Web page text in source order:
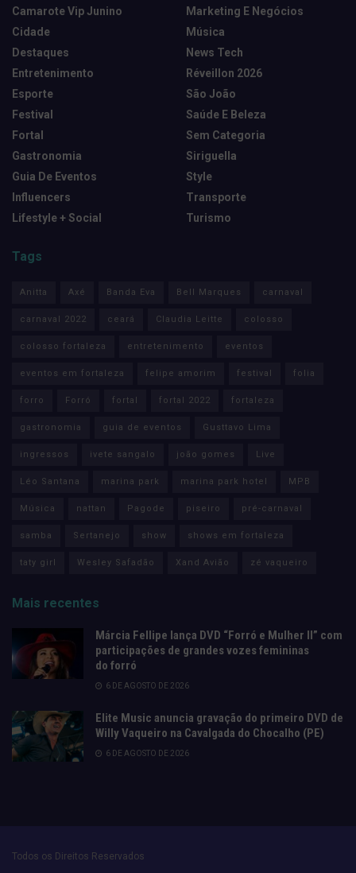
Camarote Vip Junino
Cidade
Destaques
Entretenimento
Esporte
Festival
Fortal
Gastronomia
Guia De Eventos
Influencers
Lifestyle + Social
Marketing E Negócios
Música
News Tech
Réveillon 2026
São João
Saúde E Beleza
Sem Categoria
Siriguella
Style
Transporte
Turismo
Tags
Anitta Axé Banda Eva Bell Marques carnaval
carnaval 2022 ceará Claudia Leitte colosso
colosso fortaleza entretenimento eventos
eventos em fortaleza felipe amorim festival folia
forro Forró fortal fortal 2022 fortaleza
gastronomia guia de eventos Gusttavo Lima
ingressos ivete sangalo joão gomes Live
Léo Santana marina park marina park hotel MPB
Música nattan Pagode piseiro pré-carnaval
samba Sertanejo show shows em fortaleza
taty girl Wesley Safadão Xand Avião zé vaqueiro
Mais recentes
Márcia Fellipe lança DVD “Forró e Mulher II” com
participações de grandes vozes femininas
do forró
6 DE AGOSTO DE 2026
Elite Music anuncia gravação do primeiro DVD de
Willy Vaqueiro na Cavalgada do Chocalho (PE)
6 DE AGOSTO DE 2026
Todos os Direitos Reservados